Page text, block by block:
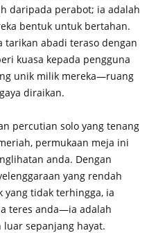
daripada perabot; ia adalah
bentuk untuk bertahan.
tarikan abadi teraso dengan
kuasa kepada pengguna
unik milik mereka—ruang
diraikan.
percutian solo yang tenang
permukaan meja ini
anda. Dengan
yang rendah
yang tidak terhingga, ia
teres anda—ia adalah
sepanjang hayat.